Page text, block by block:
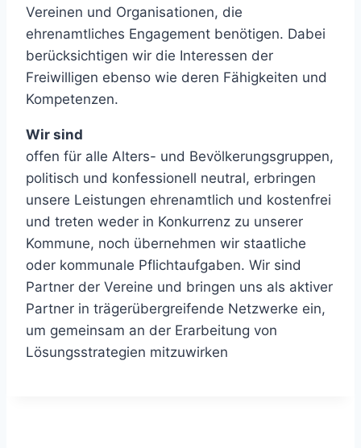
Vereinen und Organisationen, die
ehrenamtliches Engagement benötigen. Dabei
berücksichtigen wir die Interessen der
Freiwilligen ebenso wie deren Fähigkeiten und
Kompetenzen.
Wir sind
offen für alle Alters- und Bevölkerungsgruppen,
politisch und konfessionell neutral, erbringen
unsere Leistungen ehrenamtlich und kostenfrei
und treten weder in Konkurrenz zu unserer
Kommune, noch übernehmen wir staatliche
oder kommunale Pflichtaufgaben. Wir sind
Partner der Vereine und bringen uns als aktiver
Partner in trägerübergreifende Netzwerke ein,
um gemeinsam an der Erarbeitung von
Lösungsstrategien mitzuwirken